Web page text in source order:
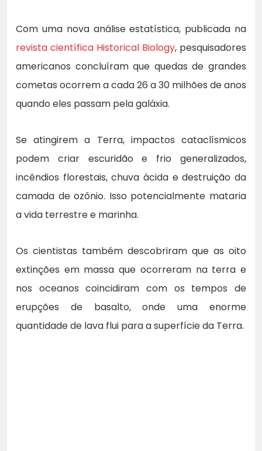
Com uma nova análise estatística, publicada na
revista científica Historical Biology, pesquisadores
americanos concluíram que quedas de grandes
cometas ocorrem a cada 26 a 30 milhões de anos
quando eles passam pela galáxia.
Se atingirem a Terra, impactos cataclísmicos
podem criar escuridão e frio generalizados,
incêndios florestais, chuva ácida e destruição da
camada de ozônio. Isso potencialmente mataria
a vida terrestre e marinha.
Os cientistas também descobriram que as oito
extinções em massa que ocorreram na terra e
nos oceanos coincidiram com os tempos de
erupções de basalto, onde uma enorme
quantidade de lava flui para a superfície da Terra.